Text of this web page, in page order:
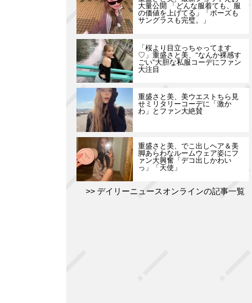
大量公開 「どんな服着ても、服
の価値を上げてる」「ポーズも
サングラスも完璧。」
「桜より目立っちゃってます
♡」重盛さと美、“なんか裸感す
ごい”大胆な私服コーデにファン
大注目
重盛さと美、美ウエストちら見
せミリタリーコーデに「激か
わ」とファン大絶賛
重盛さと美、でこ出しヘア＆美
脚あらわなルームウェア姿にフ
ァン大興奮「デコ出しかわい
っ」「天使」
デイリーニュースオンラインの記事一覧